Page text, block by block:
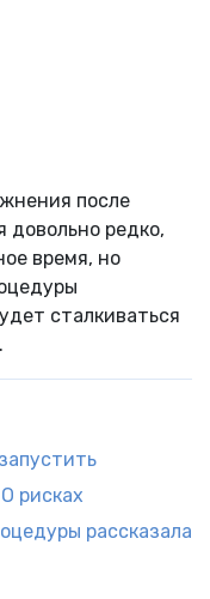
после
довольно редко,
время, но
сталкиваться
рисках
рассказала